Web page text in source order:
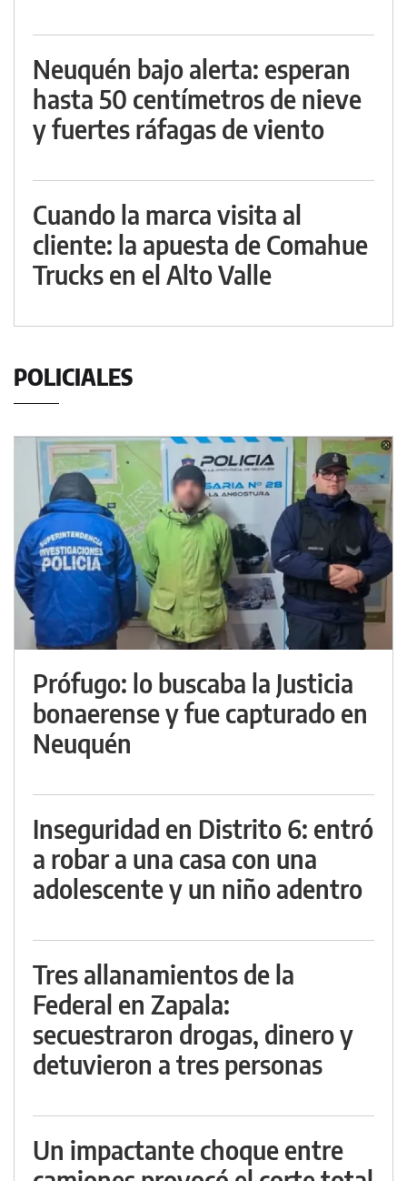
Neuquén bajo alerta: esperan
hasta 50 centímetros de nieve
y fuertes ráfagas de viento
Cuando la marca visita al
cliente: la apuesta de Comahue
Trucks en el Alto Valle
POLICIALES
Prófugo: lo buscaba la Justicia
bonaerense y fue capturado en
Neuquén
Inseguridad en Distrito 6: entró
a robar a una casa con una
adolescente y un niño adentro
Tres allanamientos de la
Federal en Zapala:
secuestraron drogas, dinero y
detuvieron a tres personas
Un impactante choque entre